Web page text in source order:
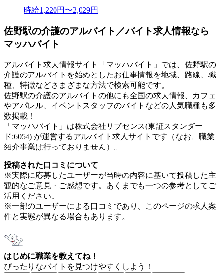
時給1,220円〜2,029円
佐野駅の介護のアルバイト／バイト求人情報なら
マッハバイト
アルバイト求人情報サイト「マッハバイト」では、佐野駅の
介護のアルバイトを始めとしたお仕事情報を地域、路線、職
種、特徴などさまざまな方法で検索可能です。
佐野駅の介護のアルバイトの他にも全国の求人情報、カフェ
やアパレル、イベントスタッフのバイトなどの人気職種も多
数掲載！
「マッハバイト」は株式会社リブセンス(東証スタンダー
ド:6054) が運営するアルバイト求人サイトです（なお、職業
紹介事業は行っておりません）。
投稿された口コミについて
※実際に応募したユーザーが当時の内容に基いて投稿した主
観的なご意見・ご感想です。あくまでも一つの参考としてご
活用ください。
※一部のユーザーによる口コミであり、このページの求人案
件と実態が異なる場合もあります。
はじめに職業を教えてね！
ぴったりなバイトを見つけやすくしよう！